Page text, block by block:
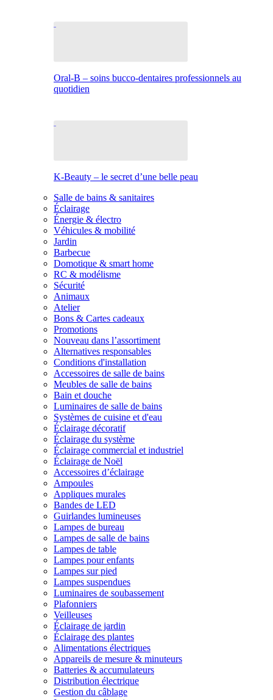
Oral-B – soins bucco-dentaires professionnels au
quotidien
K-Beauty – le secret d’une belle peau
Salle de bains & sanitaires
Éclairage
Énergie & électro
Véhicules & mobilité
Jardin
Barbecue
Domotique & smart home
RC & modélisme
Sécurité
Animaux
Atelier
Bons & Cartes cadeaux
Promotions
Nouveau dans l’assortiment
Alternatives responsables
Conditions d'installation
Accessoires de salle de bains
Meubles de salle de bains
Bain et douche
Luminaires de salle de bains
Systèmes de cuisine et d'eau
Éclairage décoratif
Éclairage du système
Éclairage commercial et industriel
Éclairage de Noël
Accessoires d’éclairage
Ampoules
Appliques murales
Bandes de LED
Guirlandes lumineuses
Lampes de bureau
Lampes de salle de bains
Lampes de table
Lampes pour enfants
Lampes sur pied
Lampes suspendues
Luminaires de soubassement
Plafonniers
Veilleuses
Éclairage de jardin
Éclairage des plantes
Alimentations électriques
Appareils de mesure & minuteurs
Batteries & accumulateurs
Distribution électrique
Gestion du câblage